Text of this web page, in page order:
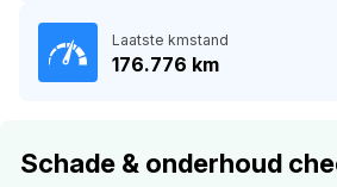
Laatste kmstand
176.776 km
Schade & onderhoud